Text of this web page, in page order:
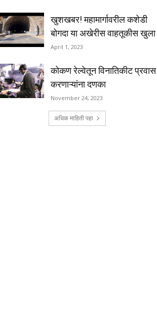
खुशखबर! महामार्गावरील कशेडी
बोगदा या अखेरीस वाहतूकीस खुला
April 1, 2023
कोकण रेल्वेतून विनातिकीट प्रवास
करणाऱ्यांना दणका
November 24, 2023
अधिक माहिती पहा